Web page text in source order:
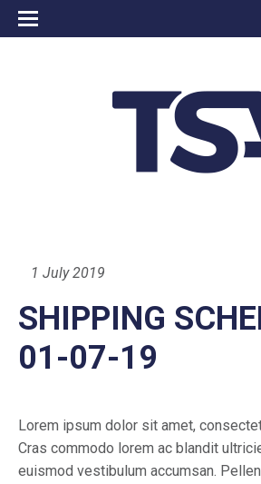
1 July 2019
SHIPPING
01-07-19
Lorem ipsum dolor sit amet,
Cras commodo lorem ac blandit
euismod vestibulum accumsan.